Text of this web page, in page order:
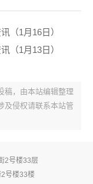
（1月16日）
（1月13日）
稿，由本站编辑整理
及侵权请联系本站管
2号楼33层
号楼33楼